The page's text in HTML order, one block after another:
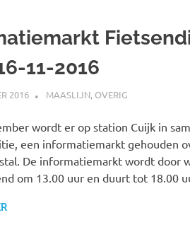
11-2016
2016 SPOORZOEKER
MAASLIJN, OVERIG
wordt er op station Cuijk in
een informatiemarkt gehouden
De informatiemarkt wordt door
om 13.00 uur en duurt tot 18.00